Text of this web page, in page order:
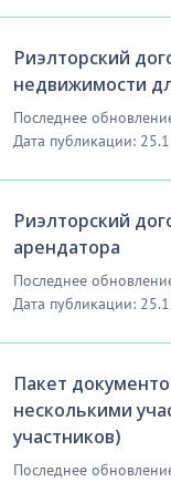
Риэлторский
недвижимости
Последнее
Дата публикации:
Риэлторский
арендатора
Последнее
Дата публикации:
Пакет
несколькими
участников)
Последнее